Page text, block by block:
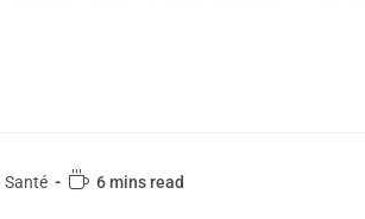
Santé 6 mins read